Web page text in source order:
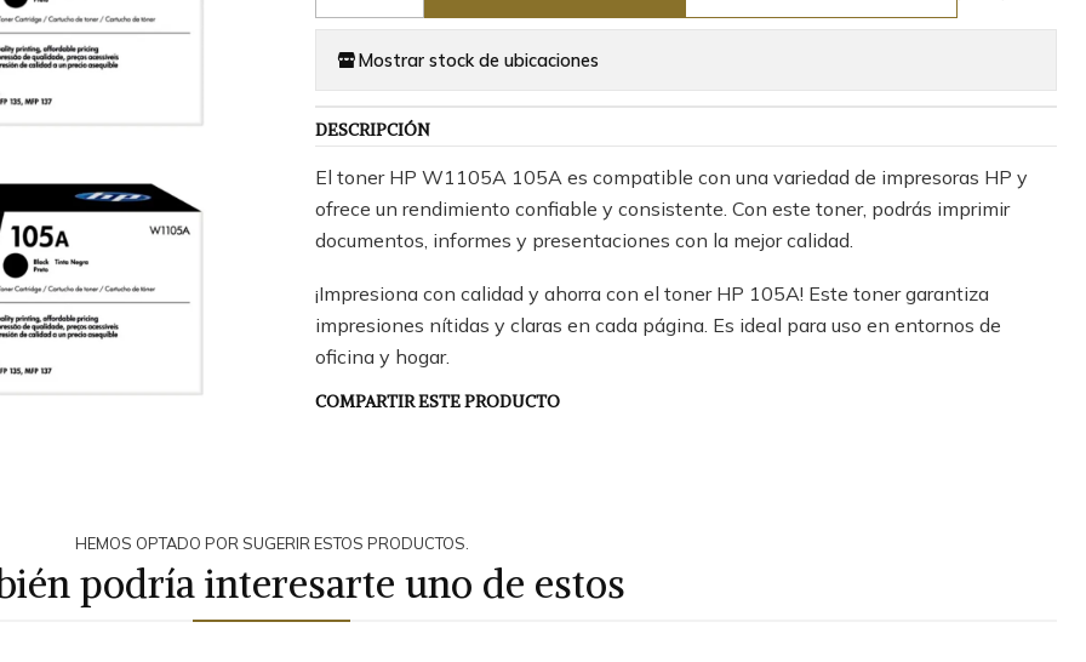
Mostrar stock de ubicaciones
DESCRIPCIÓN
El toner HP W1105A 105A es compatible con una variedad de impresoras HP y
ofrece un rendimiento confiable y consistente. Con este toner, podrás imprimir
documentos, informes y presentaciones con la mejor calidad.
¡Impresiona con calidad y ahorra con el toner HP 105A! Este toner garantiza
impresiones nítidas y claras en cada página. Es ideal para uso en entornos de
oficina y hogar.
COMPARTIR ESTE PRODUCTO
HEMOS OPTADO POR SUGERIR ESTOS PRODUCTOS.
podría interesarte uno de estos